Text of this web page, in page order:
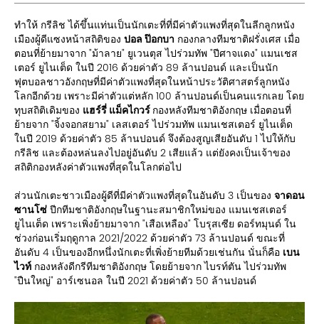
ทำให้ กรีลิช ได้ขึ้นแท่นเป็นนักเตะที่ที่มีค่าตัวแพงที่สุดในลีกลูกหนัง
เมืองผู้ดีแซงหน้าสถิติของ ปอล ป๊อกบา กองกลางทีมชาติฝรั่งเศส เมื่อ
ตอนที่ย้ายมาจาก "ม้าลาย" ยูเวนตุส ไปร่วมทัพ "ปีศาจแดง" แมนเชส
เตอร์ ยูไนเต็ด ในปี 2016 ด้วยค่าตัว 89 ล้านปอนด์ และเป็นนัก
ฟุตบอลชาวอังกฤษที่มีค่าตัวแพงที่สุดในหน้าประวัติศาสตร์ลูกหนัง
โลกอีกด้วย เพราะมีค่าตัวแต่หลัก 100 ล้านปอนด์เป็นคนแรกเลย โดย
ทุบสถิติเดิมของ แฮร์รี่ แม็คไกวร์ กองหลังทีมชาติอังกฤษ เมื่อตอนที่
ย้ายจาก "จิ้งจอกสยาม" เลสเตอร์ ไปร่วมทัพ แมนเชสเตอร์ ยูไนเต็ด
ในปี 2019 ด้วยค่าตัว 85 ล้านปอนด์ จึงต้องสูญเสียอันดับ 1 ไปให้กับ
กรีลิช และต้องหล่นลงไปอยู่อันดับ 2 เสียแล้ว แต่ยังคงเป็นเจ้าของ
สถิติกองหลังค่าตัวแพงที่สุดในโลกต่อไป
ส่วนนักเตะชาวเมืองผู้ดีที่มีค่าตัวแพงที่สุดในอันดับ 3 เป็นของ จาดอน
ซานโซ่ ปีกทีมชาติอังกฤษในฐานะสมาชิกใหม่ของ แมนเชสเตอร์
ยูไนเต็ด เพราะเพิ่งย้ายมาจาก "เสือเหลือง" โบรุสเซีย ดอร์ทมุนด์ ใน
ช่วงก่อนเริ่มฤดูกาล 2021/2022 ด้วยค่าตัว 73 ล้านปอนด์ ขณะที่
อันดับ 4 เป็นของอีกหนึ่งนักเตะที่เพิ่งย้ายทีมด้วยเช่นกัน นั่นก็คือ เบน
ไวท์ กองหลังดีกรีทีมชาติอังกฤษ โดยย้ายจาก ไบรท์ตัน ไปร่วมทัพ
"ปืนใหญ่" อาร์เซนอล ในปี 2021 ด้วยค่าตัว 50 ล้านปอนด์